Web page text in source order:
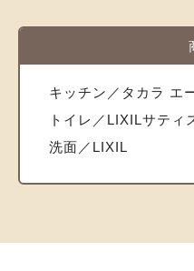
キッチン／タカラ エ
トイレ／LIXILサティ
洗面／LIXIL